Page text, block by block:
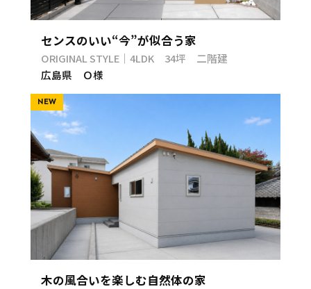
センスのいい“今”が似合う家
ORIGINAL STYLE｜4LDK 34坪 二階建
広島県 Ｏ様
NEW
木の風合いを楽しむ自然体の家